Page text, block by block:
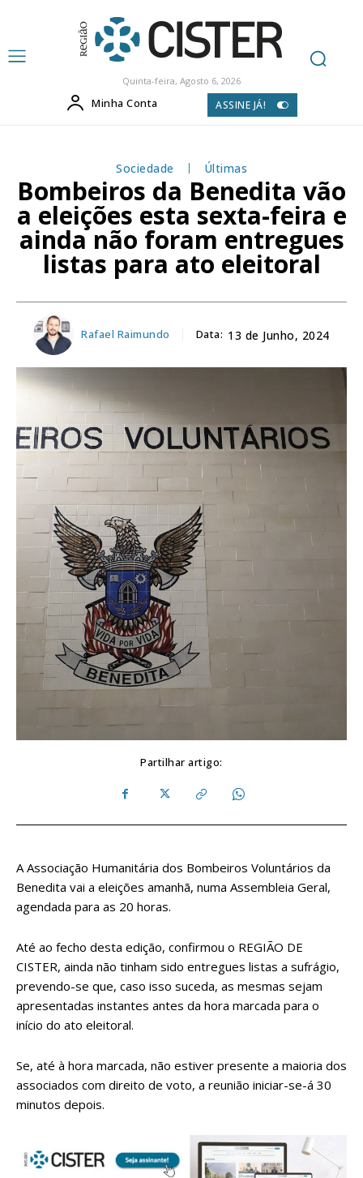
Quinta-feira, Agosto 6, 2026
Minha Conta ASSINE JÁ!
Sociedade Últimas
Bombeiros da Benedita vão
a eleições esta sexta-feira e
ainda não foram entregues
listas para ato eleitoral
Rafael Raimundo Data: 13 de Junho, 2024
Partilhar artigo:
A Associação Humanitária dos Bombeiros Voluntários da
Benedita vai a eleições amanhã, numa Assembleia Geral,
agendada para as 20 horas.
Até ao fecho desta edição, confirmou o REGIÃO DE
CISTER, ainda não tinham sido entregues listas a sufrágio,
prevendo-se que, caso isso suceda, as mesmas sejam
apresentadas instantes antes da hora marcada para o
início do ato eleitoral.
Se, até à hora marcada, não estiver presente a maioria dos
associados com direito de voto, a reunião iniciar-se-á 30
minutos depois.